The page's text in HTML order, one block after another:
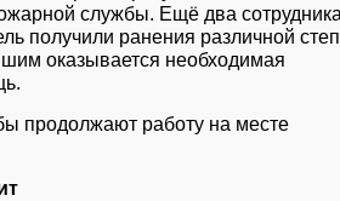
службы. Ещё два
получили ранения различной
оказывается необходимая
продолжают работу на месте